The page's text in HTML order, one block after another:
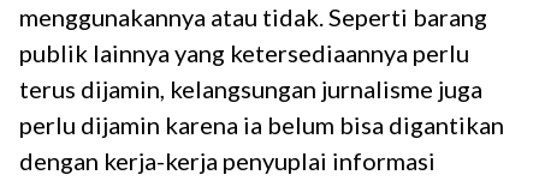
menggunakannya atau tidak. Seperti barang
publik lainnya yang ketersediaannya perlu
terus dijamin, kelangsungan jurnalisme juga
perlu dijamin karena ia belum bisa digantikan
dengan kerja-kerja penyuplai informasi